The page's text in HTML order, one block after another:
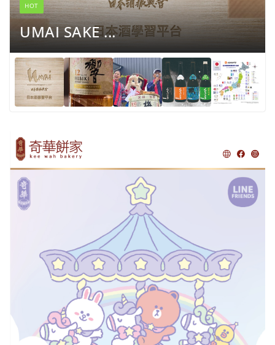
HOT
UMAI SAKE ...